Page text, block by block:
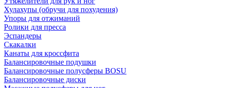
Хулахупы (обручи для похудения)
Упоры для отжиманий
Ролики для пресса
Эспандеры
Скакалки
Канаты для кроссфита
Балансировочные подушки
Балансировочные полусферы BOSU
Балансировочные диски